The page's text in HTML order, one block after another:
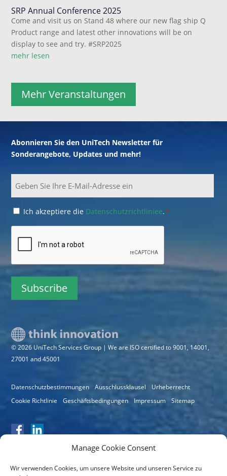
Manage Cookie Consent
Wir verwenden Cookies, um unsere Website und unseren Service zu
SRP Annual Conference 2025
Come and visit us on Stand 48 where our new flag ship Q
Product range and latest other innovations will be on
display to see and try. #SRP2025
mehr lesen
Mehr Veranstaltungen
Abonnieren Sie den UniTech Newsletter für
Sonderangebote, Updates und mehr!
Consent
Ich akzeptiere die Datenschutzrichtliniee.*
© 2026 UniTech Services Group | We are ISO certified to 9001, 14001,
27001 and 45001
Datenschutzbestimmungen Ausschlussklausel
Urheberrecht
Cookie Richtlinie
Geschäftsbedingungen Impressum Sitemap